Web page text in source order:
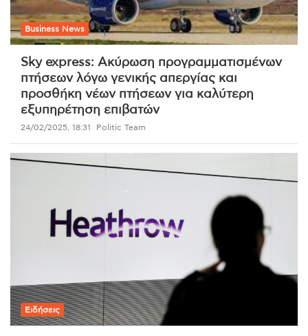
Business News
Sky express: Ακύρωση προγραμματισμένων
πτήσεων λόγω γενικής απεργίας και
προσθήκη νέων πτήσεων για καλύτερη
εξυπηρέτηση επιβατών
24/02/2025, 18:31 Politic Team
Ειδήσεις